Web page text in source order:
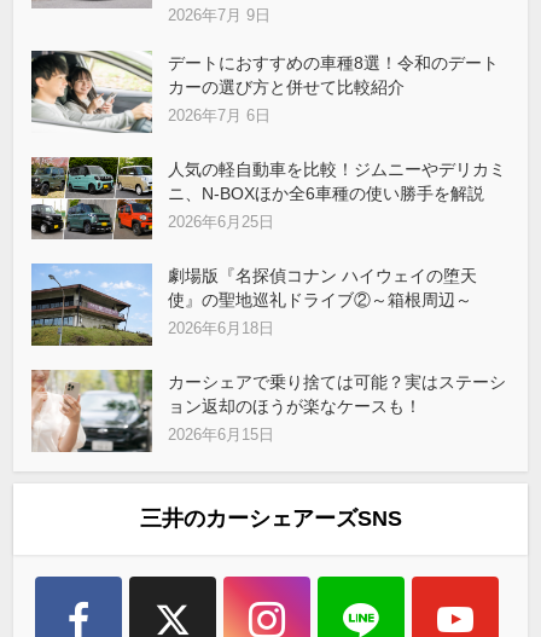
2026年7月 9日
デートにおすすめの車種8選！令和のデート
カーの選び方と併せて比較紹介
2026年7月 6日
人気の軽自動車を比較！ジムニーやデリカミ
ニ、N-BOXほか全6車種の使い勝手を解説
2026年6月25日
劇場版『名探偵コナン ハイウェイの堕天
使』の聖地巡礼ドライブ②～箱根周辺～
2026年6月18日
カーシェアで乗り捨ては可能？実はステーシ
ョン返却のほうが楽なケースも！
2026年6月15日
三井のカーシェアーズSNS